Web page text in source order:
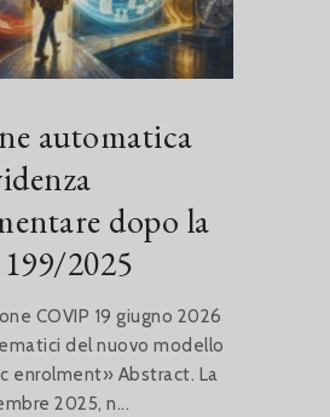
automatica
dopo la
2025
COVIP 19 giugno 2026
del nuovo modello
enrolment» Abstract. La
2025, n...